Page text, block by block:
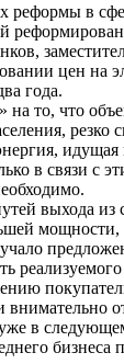
реформы в
цен на
года.
на то, что
резко
в связи с
выхода из
мощности,
в
бизнеса